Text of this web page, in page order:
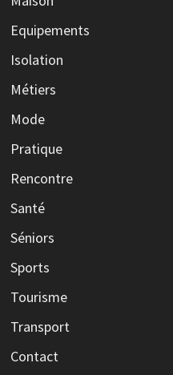
Equipements
Isolation
Métiers
Mode
Pratique
Rencontre
Santé
Séniors
Sports
Tourisme
Transport
Contact